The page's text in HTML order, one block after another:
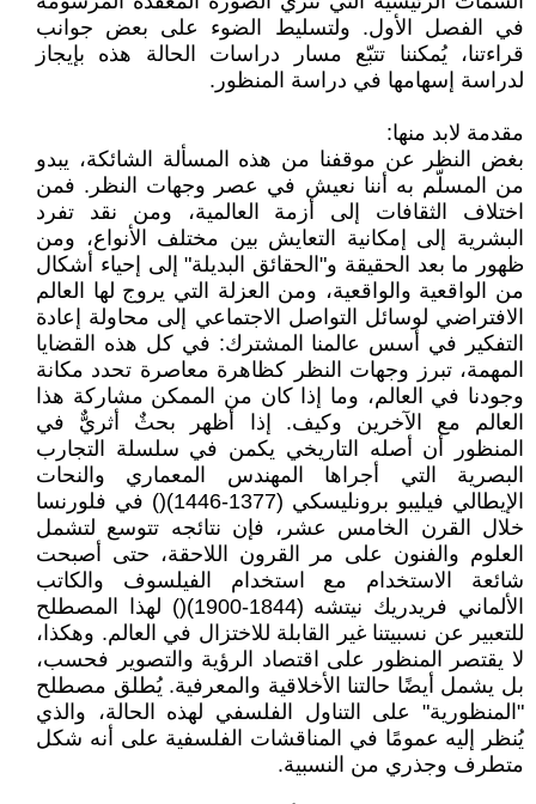
في الفصل الأول. ولتسليط الضوء على بعض جوانب
قراءتنا، يُمكننا تتبّع مسار دراسات الحالة هذه بإيجاز
لدراسة إسهامها في دراسة المنظور.
مقدمة لابد منها:
بغض النظر عن موقفنا من هذه المسألة الشائكة، يبدو
من المسلّم به أننا نعيش في عصر وجهات النظر. فمن
اختلاف الثقافات إلى أزمة العالمية، ومن نقد تفرد
البشرية إلى إمكانية التعايش بين مختلف الأنواع، ومن
ظهور ما بعد الحقيقة و"الحقائق البديلة" إلى إحياء أشكال
من الواقعية والواقعية، ومن العزلة التي يروج لها العالم
الافتراضي لوسائل التواصل الاجتماعي إلى محاولة إعادة
التفكير في أسس عالمنا المشترك: في كل هذه القضايا
المهمة، تبرز وجهات النظر كظاهرة معاصرة تحدد مكانة
وجودنا في العالم، وما إذا كان من الممكن مشاركة هذا
العالم مع الآخرين وكيف. إذا أظهر بحثٌ أثريٌّ في
المنظور أن أصله التاريخي يكمن في سلسلة التجارب
البصرية التي أجراها المهندس المعماري والنحات
الإيطالي فيليبو برونليسكي (1377-1446)() في فلورنسا
خلال القرن الخامس عشر، فإن نتائجه تتوسع لتشمل
العلوم والفنون على مر القرون اللاحقة، حتى أصبحت
شائعة الاستخدام مع استخدام الفيلسوف والكاتب
الألماني فريدريك نيتشه (1844-1900)() لهذا المصطلح
للتعبير عن نسبيتنا غير القابلة للاختزال في العالم. وهكذا،
لا يقتصر المنظور على اقتصاد الرؤية والتصوير فحسب،
بل يشمل أيضًا حالتنا الأخلاقية والمعرفية. يُطلق مصطلح
"المنظورية" على التناول الفلسفي لهذه الحالة، والذي
يُنظر إليه عمومًا في المناقشات الفلسفية على أنه شكل
متطرف وجذري من النسبية.